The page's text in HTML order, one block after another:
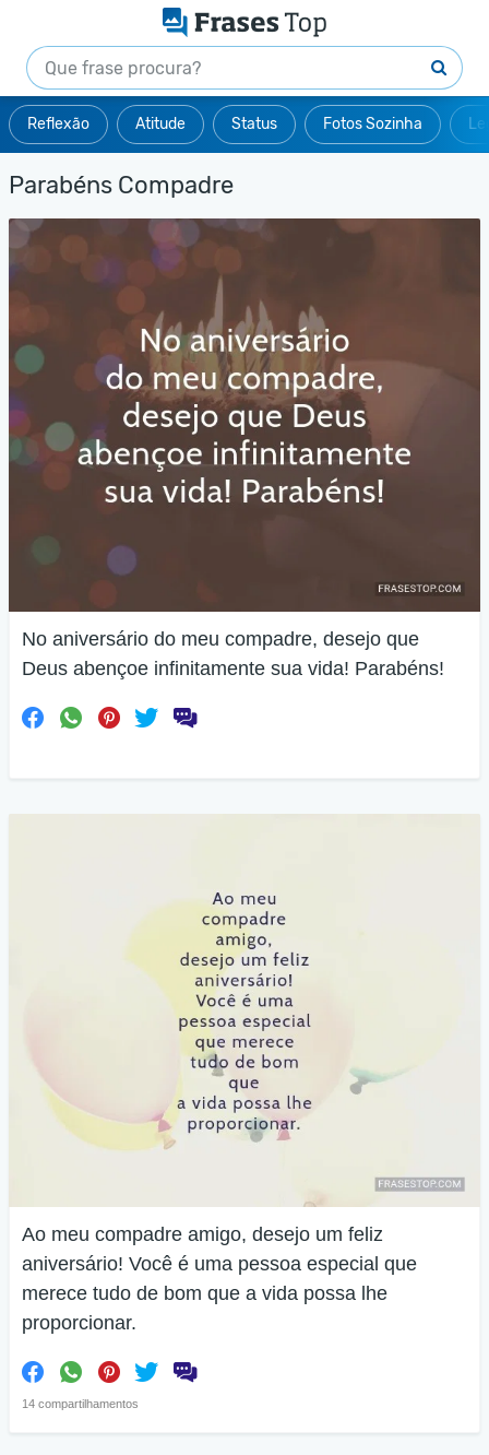
Reflexão Atitude Status Fotos Sozinha
Parabéns Compadre
No aniversário do meu compadre, desejo que
Deus abençoe infinitamente sua vida! Parabéns!
Ao meu compadre amigo, desejo um feliz
aniversário! Você é uma pessoa especial que
merece tudo de bom que a vida possa lhe
proporcionar.
14 compartilhamentos